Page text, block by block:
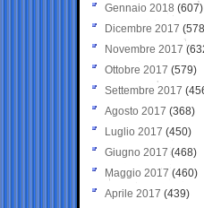
Gennaio 2018 (607)
Dicembre 2017
Novembre 2017
Ottobre 2017 (579)
Settembre 2017
Agosto 2017 (368)
Luglio 2017 (450)
Giugno 2017 (468)
Maggio 2017 (460)
Aprile 2017 (439)